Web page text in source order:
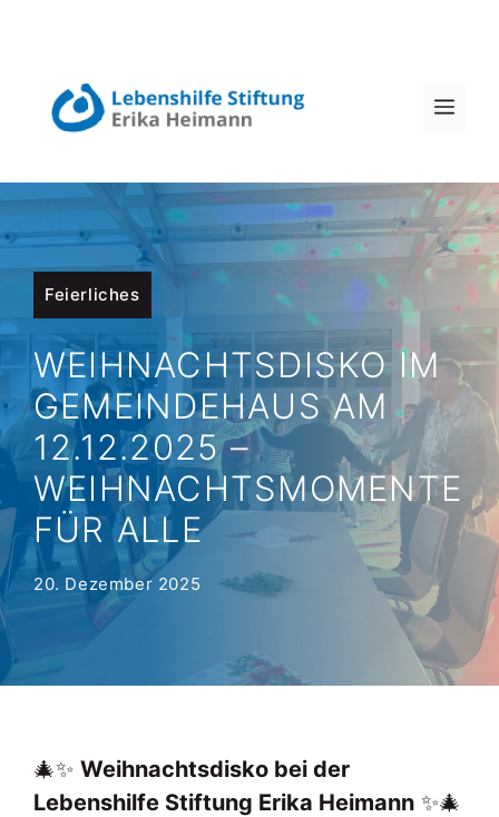
springen
Feierliches
WEIHNACHTSDISKO IM
GEMEINDEHAUS AM
12.12.2025 –
WEIHNACHTSMOMENTE
FÜR ALLE
20. Dezember 2025
🎄✨ Weihnachtsdisko bei der
Lebenshilfe Stiftung Erika Heimann ✨🎄